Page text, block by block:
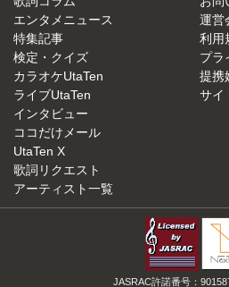
エンタメニュース
特集記事
検定・クイズ
カラオケUtaTen
ライブUtaTen
インタビュー
ココだけメール
UtaTen X
歌詞リクエスト
アーティスト一覧
運営
利用
プラ
提携
サイ
JASRAC許諾番号：